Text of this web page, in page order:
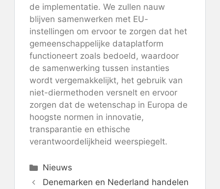
de implementatie. We zullen nauw
blijven samenwerken met EU-
instellingen om ervoor te zorgen dat het
gemeenschappelijke dataplatform
functioneert zoals bedoeld, waardoor
de samenwerking tussen instanties
wordt vergemakkelijkt, het gebruik van
niet-diermethoden versnelt en ervoor
zorgen dat de wetenschap in Europa de
hoogste normen in innovatie,
transparantie en ethische
verantwoordelijkheid weerspiegelt.
Categorieën
Nieuws
Denemarken en Nederland handelen